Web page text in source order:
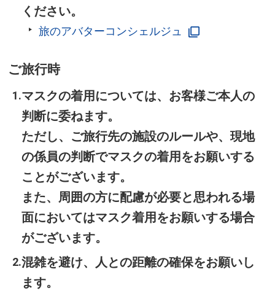
ください。
旅のアバターコンシェルジュ
ご旅行時
マスクの着用については、お客様ご本人の
判断に委ねます。
ただし、ご旅行先の施設のルールや、現地
の係員の判断でマスクの着用をお願いする
ことがございます。
また、周囲の方に配慮が必要と思われる場
面においてはマスク着用をお願いする場合
がございます。
混雑を避け、人との距離の確保をお願いし
ます。